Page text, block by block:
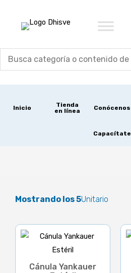
contenido
Inicio
Tienda
en línea
Conócenos
Capacítate
Mostrando los 5Unitario
Cánula Yankauer